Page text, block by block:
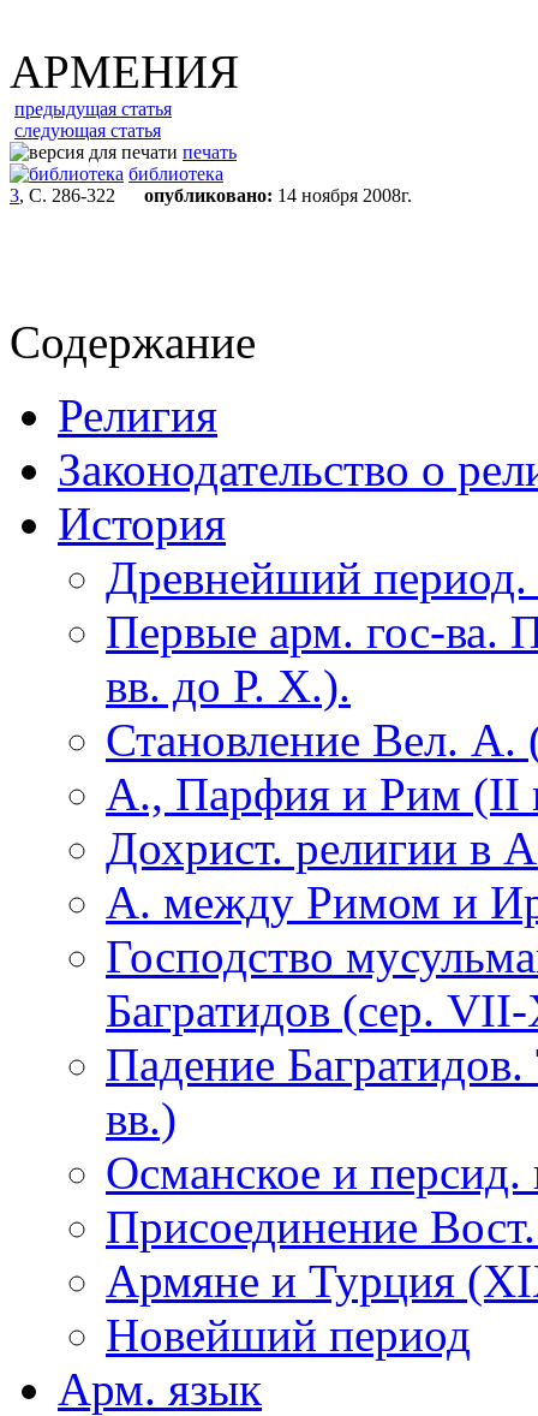
АРМЕНИЯ
предыдущая статья
следующая статья
печать
библиотека
3, С. 286-322 опубликовано: 14 ноября 2008г.
Содержание
Религия
Законодательство о
История
Древнейший период.
Первые арм. гос-ва.
вв. до Р. Х.).
Становление Вел.
А., Парфия и Рим (II
Дохрист. религии в
А. между Римом и
Господство
Багратидов (сер.
Падение
вв.)
Османское и
Присоединение
Армяне и Турция
Новейший период
Арм. язык